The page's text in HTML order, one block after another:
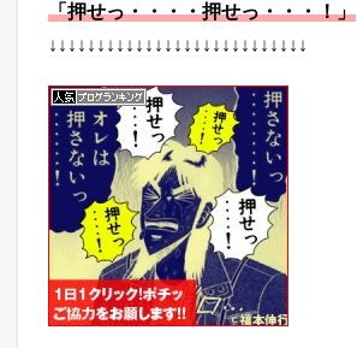
「押せっ・・・・押せっ・・・！」
↓↓↓↓↓↓↓↓↓↓↓↓↓↓↓↓↓↓↓↓↓↓↓↓↓↓↓